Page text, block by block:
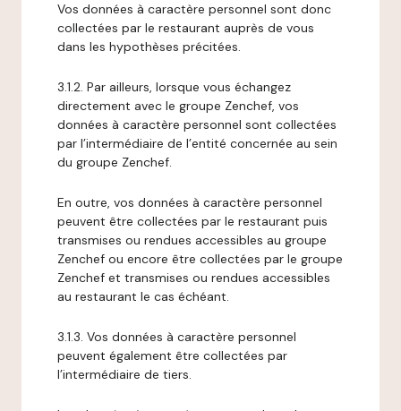
Vos données à caractère personnel sont donc
collectées par le restaurant auprès de vous
dans les hypothèses précitées.
3.1.2. Par ailleurs, lorsque vous échangez
directement avec le groupe Zenchef, vos
données à caractère personnel sont collectées
par l’intermédiaire de l’entité concernée au sein
du groupe Zenchef.
En outre, vos données à caractère personnel
peuvent être collectées par le restaurant puis
transmises ou rendues accessibles au groupe
Zenchef ou encore être collectées par le groupe
Zenchef et transmises ou rendues accessibles
au restaurant le cas échéant.
3.1.3. Vos données à caractère personnel
peuvent également être collectées par
l’intermédiaire de tiers.